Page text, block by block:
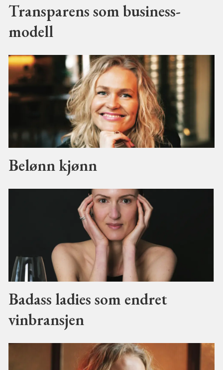
Transparens som business-
modell
Belønn kjønn
Badass ladies som endret
vinbransjen